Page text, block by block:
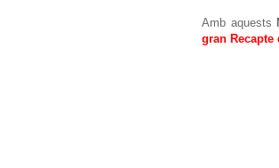
Amb aquests
gran